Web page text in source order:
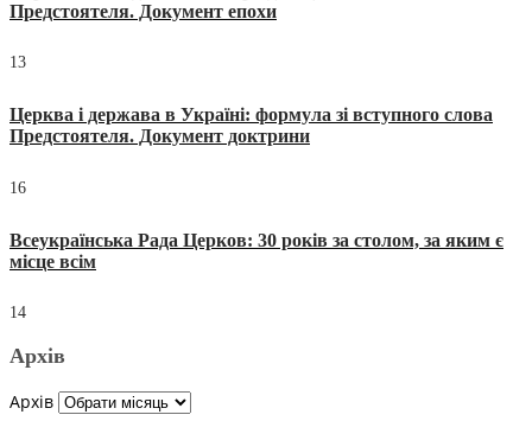
Предстоятеля. Документ епохи
13
Церква і держава в Україні: формула зі вступного слова
Предстоятеля. Документ доктрини
16
Всеукраїнська Рада Церков: 30 років за столом, за яким є
місце всім
14
Архів
Архів